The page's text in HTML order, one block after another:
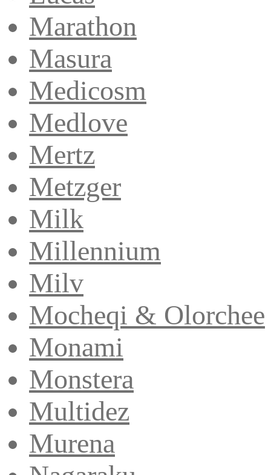
Marathon
Masura
Medicosm
Medlove
Mertz
Metzger
Milk
Millennium
Milv
Mocheqi & Olorchee
Monami
Monstera
Multidez
Murena